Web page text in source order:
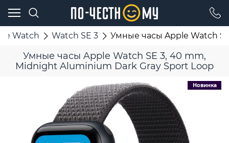
Watch Watch SE 3 Умные часы Apple Watch
Умные часы Apple Watch SE 3, 40 mm,
Midnight Aluminium Dark Gray Sport Loop
Новинка